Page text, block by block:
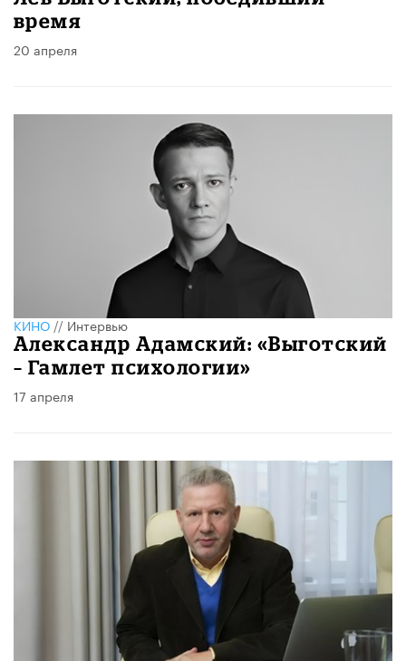
время
20 апреля
КИНО//Интервью
​Александр Адамский: «Выготский
– Гамлет психологии»
17 апреля